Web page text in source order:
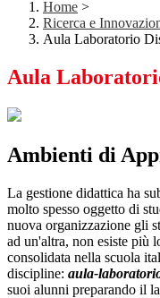
Home >
Ricerca e
Aula Laboratorio
Aula
Ambienti di
La gestione didattica ha
molto spesso oggetto di
nuova organizzazione gli
ad un'altra, non esiste più
consolidata nella scuola
discipline: aula-
suoi alunni preparando il